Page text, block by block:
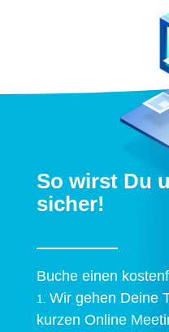
So wirst Du
sicher!
Buche einen
Wir gehen Deine
kurzen Online